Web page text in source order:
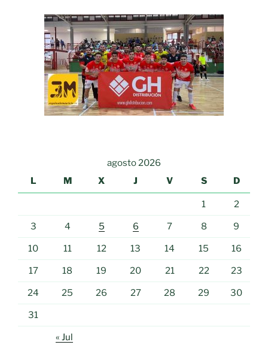
agosto 2026
L
M X J V S D
1 2
3 4 5 6 7 8 9
10 11 12 13 14 15 16
17 18 19 20 21 22 23
24 25 26 27 28 29 30
31
« Jul